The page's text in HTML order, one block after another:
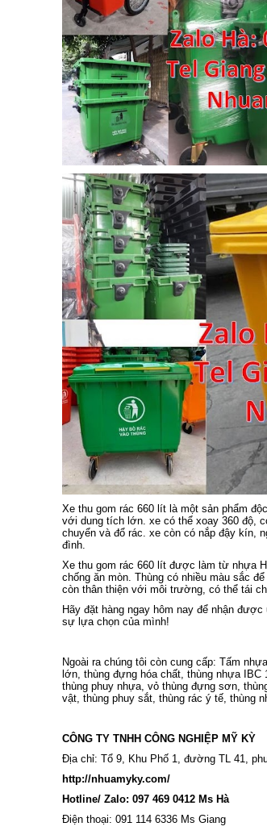
Xe thu gom rác 660 lít là một sản phẩm
với dung tích lớn. xe có thể xoay 360 độ,
chuyển và đổ rác. xe còn có nắp đậy kín,
đình.
Xe thu gom rác 660 lít được làm từ nhựa
chống ăn mòn. Thùng có nhiều màu sắc
còn thân thiện với môi trường, có thể tái
Hãy đặt hàng ngay hôm nay để nhận
sự lựa chọn của mình!
Ngoài ra chúng tôi còn cung cấp: Tấm
lớn, thùng đựng hóa chất, thùng nhựa IBC
thùng phuy nhựa, vỏ thùng đựng sơn,
vật, thùng phuy sắt, thùng rác ý tế, thùng
CÔNG TY TNHH CÔNG NGHIỆP MỸ KỲ
Địa chỉ: Tổ 9, Khu Phố 1, đường TL 41,
http://nhuamyky.com/
Hotline/ Zalo: 097 469 0412 Ms Hà
Điện thoại: 091 114 6336 Ms Giang